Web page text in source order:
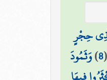
حِجْرٍ
(
8
)وَثَمُودَ